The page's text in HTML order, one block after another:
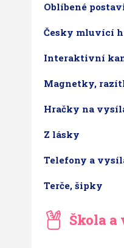
Oblíbené
Česky mluvící
Interaktivní
Magnetky,
Hračky na
Z lásky
Telefony a
Terče, šipky
Škola a